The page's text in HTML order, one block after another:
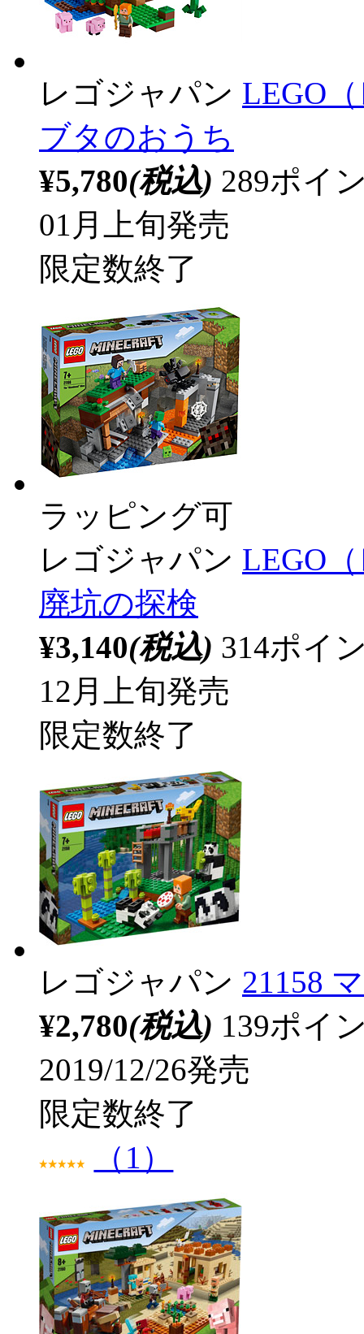
レゴジャパン LEGO
ブタのおうち
¥5,780(税込) 289ポイ
01月上旬発売
限定数終了
ラッピング可
レゴジャパン LEGO
廃坑の探検
¥3,140(税込) 314ポイ
12月上旬発売
限定数終了
レゴジャパン 21158
¥2,780(税込) 139ポイ
2019/12/26発売
限定数終了
（1）